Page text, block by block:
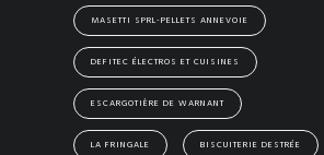
MASETTI SPRL-PELLETS ANNEVOIE
DEFITEC ÉLECTROS ET CUISINES
ESCARGOTIÈRE DE WARNANT
LA FRINGALE BISCUITERIE DESTRÉE